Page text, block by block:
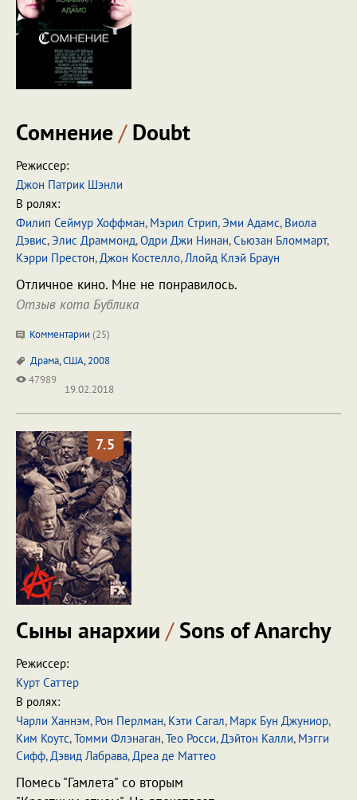
Сомнение/Doubt
Режиссер:
Джон Патрик Шэнли
В ролях:
Филип Сеймур Хоффман, Мэрил Стрип,Эми Адамс, Виола
Дэвис,Элис Драммонд,Одри Джи Нинан,Сьюзан Бломмарт,
Кэрри Престон,Джон Костелло,Ллойд Клэй Браун
Отличное кино. Мне не понравилось.
Отзыв кота Бублика
Комментарии (25)
Драма,США,2008
47989
19.02.2018
7.5
Сыны анархии /Sons of Anarchy
Режиссер:
Курт Саттер
В ролях:
Чарли Ханнэм, Рон Перлман, Кэти Сагал, Марк Бун Джуниор,
Ким Коутс,Томми Флэнаган,Тео Росси,Дэйтон Калли, Мэгги
Сифф,Дэвид Лабрава,Дреа де Маттео
Помесь "Гамлета" со вторым